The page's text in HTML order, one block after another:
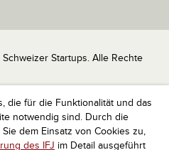
die für die Funktionalität und das
notwendig sind. Durch die
dem Einsatz von Cookies zu,
des IFJ im Detail ausgeführt
Startups. Alle Rechte